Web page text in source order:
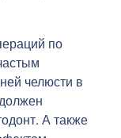
по
челюсти в
А также